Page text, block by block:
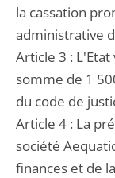
la cassation
administrative
Article 3 :
somme de 1
du code de
Article 4 : La
société
finances et de